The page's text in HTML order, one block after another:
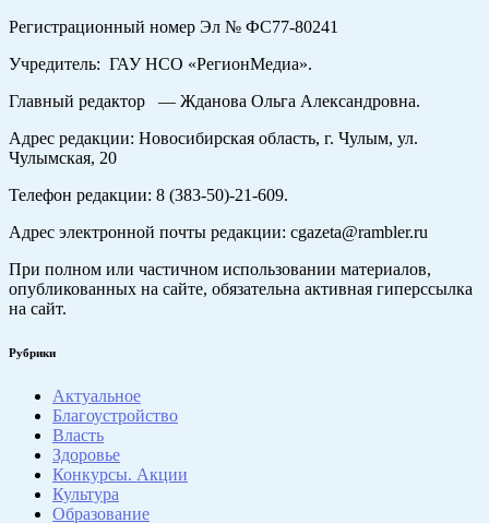
Регистрационный номер Эл № ФС77-80241
Учредитель: ГАУ НСО «РегионМедиа».
Главный редактор — Жданова Ольга Александровна.
Адрес редакции: Новосибирская область, г. Чулым, ул.
Чулымская, 20
Телефон редакции: 8 (383-50)-21-609.
Адрес электронной почты редакции: cgazeta@rambler.ru
При полном или частичном использовании материалов,
опубликованных на сайте, обязательна активная гиперссылка
на сайт.
Рубрики
Актуальное
Благоустройство
Власть
Здоровье
Конкурсы. Акции
Культура
Образование